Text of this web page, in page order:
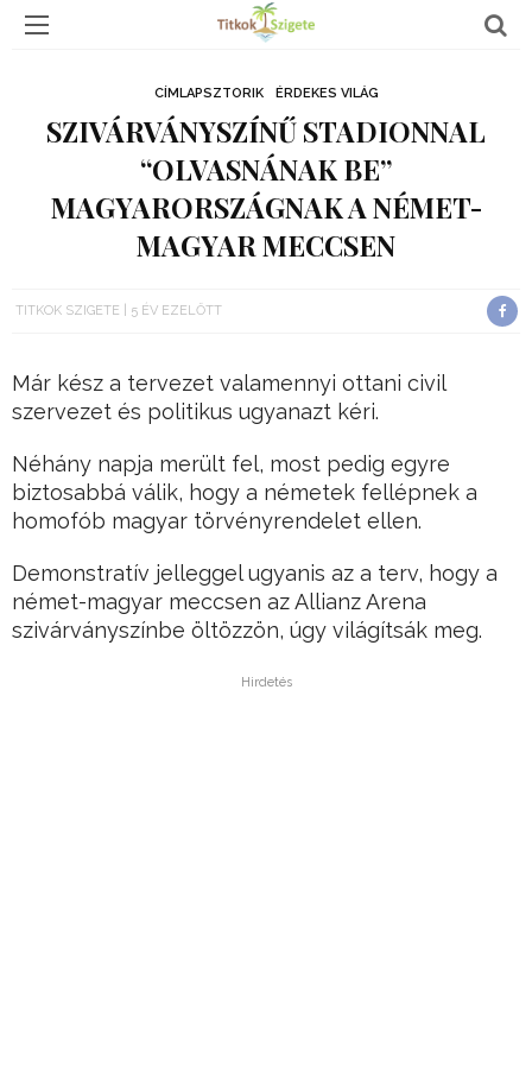
CÍMLAPSZTORIK ÉRDEKES VILÁG
SZIVÁRVÁNYSZÍNŰ STADIONNAL
“OLVASNÁNAK BE”
MAGYARORSZÁGNAK A NÉMET-
MAGYAR MECCSEN
TITKOK SZIGETE 5 ÉV EZELŐTT
Már kész a tervezet valamennyi ottani civil
szervezet és politikus ugyanazt kéri.
Néhány napja merült fel, most pedig egyre
biztosabbá válik, hogy a németek fellépnek a
homofób magyar törvényrendelet ellen.
Demonstratív jelleggel ugyanis az a terv, hogy a
német-magyar meccsen az Allianz Arena
szivárványszínbe öltözzön, úgy világítsák meg.
Hirdetés